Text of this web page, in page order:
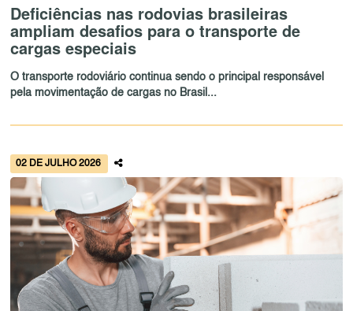
Deficiências nas rodovias brasileiras
ampliam desafios para o transporte de
cargas especiais
O transporte rodoviário continua sendo o principal responsável
pela movimentação de cargas no Brasil...
02 DE JULHO 2026